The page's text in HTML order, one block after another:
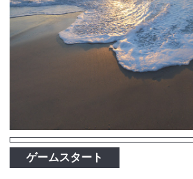
ゲームスタート